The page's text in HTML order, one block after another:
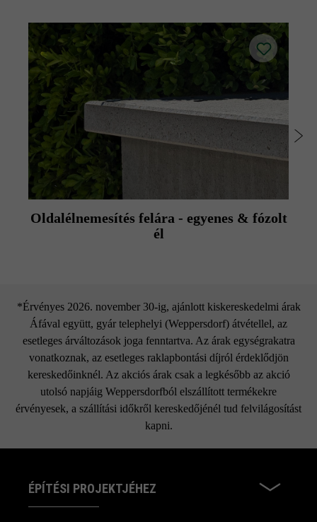
Oldalélnemesítés felára - egyenes & fózolt
él
*Érvényes 2026. november 30-ig, ajánlott kiskereskedelmi árak
Áfával együtt, gyár telephelyi (Weppersdorf) átvétellel, az
esetleges árváltozások joga fenntartva. Az árak egységrakatra
vonatkoznak, az esetleges raklapbontási díjról érdeklődjön
kereskedőinknél. Az akciós árak csak a legkésőbb az akció
utolsó napjáig Weppersdorfból elszállított termékekre
érvényesek, a szállítási időkről kereskedőjénél tud felvilágosítást
kapni.
ÉPÍTÉSI PROJEKTJÉHEZ